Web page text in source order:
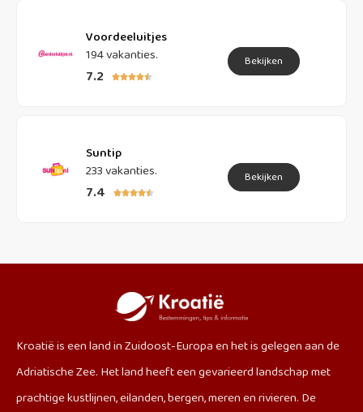
Voordeeluitjes
194 vakanties.
7.2 
Bekijken
Suntip
233 vakanties.
7.4 
Bekijken
Kroatië is een land in Zuidoost-Europa en het is gelegen aan de
Adriatische Zee. Het land heeft een gevarieerd landschap met
prachtige kustlijnen, eilanden, bergen, meren en rivieren. De